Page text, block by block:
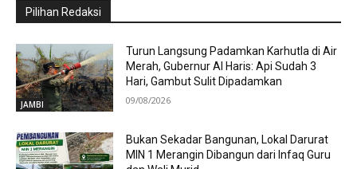
Pilihan Redaksi
JAMBI
Turun Langsung Padamkan Karhutla di Air
Merah, Gubernur Al Haris: Api Sudah 3
Hari, Gambut Sulit Dipadamkan
09/08/2026
Bukan Sekadar Bangunan, Lokal Darurat
MIN 1 Merangin Dibangun dari Infaq Guru